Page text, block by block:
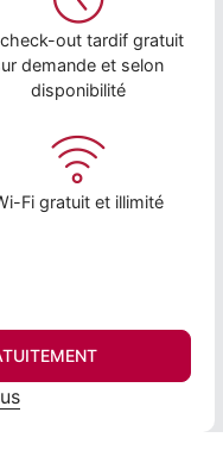
out tardif gratuit
demande et selon
disponibilité
Fi gratuit et illimité